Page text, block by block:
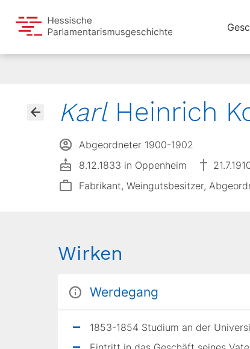
KarlHeinrich
Abgeordneter 1900-1902
8.12.1833 in Oppenheim
Fabrikant, Weingutsbesitzer,
Wirken
Werdegang
1853-1854 Studium an der